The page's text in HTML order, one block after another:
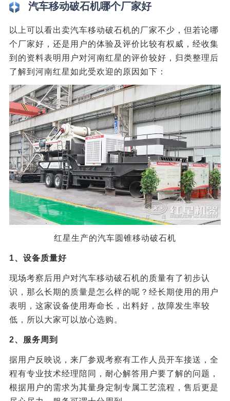
汽车移动破石机哪个厂家好
以上可以看出卖汽车移动破石机的厂家不少，但若论哪
个厂家好，还是用户的体验及评价比较有权威，经收集
到的资料表明用户对河南红星的评价较好，归类整理后
了解到河南红星如此受欢迎的原因如下：
红星生产的汽车圆锥移动破石机
1、设备质量好
现场考察后用户对汽车移动破石机的质量有了初步认
识，那么长期的质量是怎么样的呢？经长期使用的用户
表明，这家设备使用寿命长，出料好，故障发生率较
低，所以大家可以放心选购。
2、服务周到
据用户反映说，来厂参观考察有工作人员开车接送，全
程有专业技术经理陪同，耐心解答用户要了解的问题，
根据用户的需求为其量身定制专属工艺流程，售后更是